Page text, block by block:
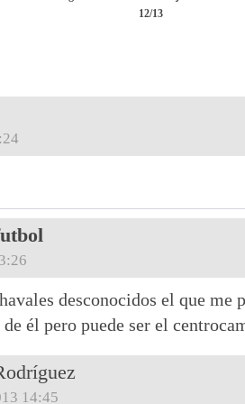
12/13
desconocidos el que me
de él pero puede ser el
14:45